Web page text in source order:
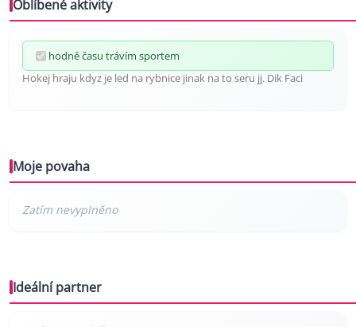
Oblíbené aktivity
hodně času trávím sportem
Hokej hraju kdyz je led na rybnice jinak na to seru jj. Dik Faci
Moje povaha
Ideální partner